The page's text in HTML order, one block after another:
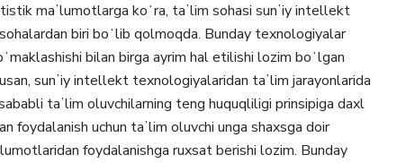
maʼlumotlarga koʻra, taʼlim sohasi sunʼiy intellekt
biri boʻlib qolmoqda. Bunday texnologiyalar
bilan birga ayrim hal etilishi lozim boʻlgan
sunʼiy intellekt texnologiyalaridan taʼlim jarayonlarida
taʼlim oluvchilarning teng huquqliligi prinsipiga daxl
foydalanish uchun taʼlim oluvchi unga shaxsga doir
foydalanishga ruxsat berishi lozim. Bunday